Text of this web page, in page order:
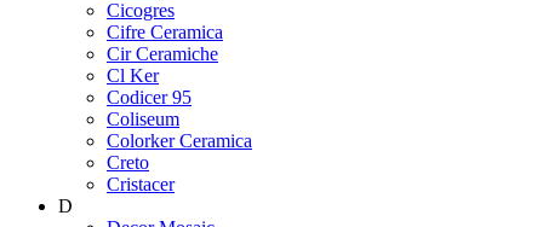
Cicogres
Cifre Ceramica
Cir Ceramiche
Cl Ker
Codicer 95
Coliseum
Colorker Ceramica
Creto
Cristacer
D